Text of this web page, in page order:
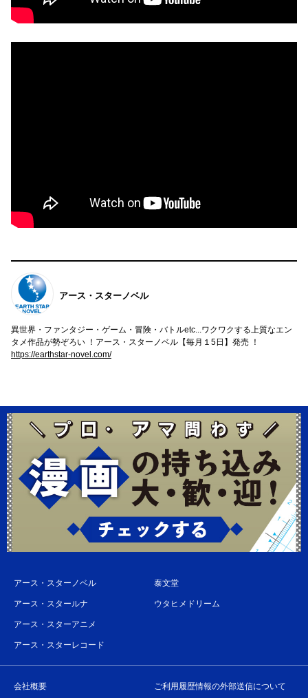
アース・スターノベル
異世界・ファンタジー・ゲーム・冒険・バトルetc...ワクワクする上質なエン
タメ作品が勢ぞろい ！アース・スターノベル【毎月１5日】発売 ！
https://earthstar-novel.com/
アース・スターノベル
アース・スタールナ
アース・スターアニメ
アース・スターレコード
泰文堂
ウタヒメドリーム
会社概要 ご利用履歴情報の外部送信について